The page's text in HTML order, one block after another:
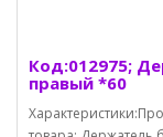
Код:012975;
правый *60